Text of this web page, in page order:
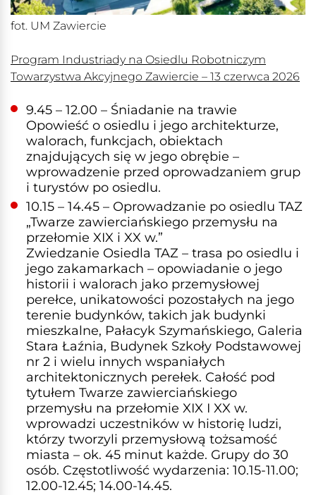
fot. UM Zawiercie
Program Industriady na Osiedlu Robotniczym
Towarzystwa Akcyjnego Zawiercie – 13 czerwca 2026
9.45 – 12.00 – Śniadanie na trawie
Opowieść o osiedlu i jego architekturze,
walorach, funkcjach, obiektach
znajdujących się w jego obrębie –
wprowadzenie przed oprowadzaniem grup
i turystów po osiedlu.
10.15 – 14.45 – Oprowadzanie po osiedlu TAZ
„Twarze zawierciańskiego przemysłu na
przełomie XIX i XX w.”
Zwiedzanie Osiedla TAZ – trasa po osiedlu i
jego zakamarkach – opowiadanie o jego
historii i walorach jako przemysłowej
perełce, unikatowości pozostałych na jego
terenie budynków, takich jak budynki
mieszkalne, Pałacyk Szymańskiego, Galeria
Stara Łaźnia, Budynek Szkoły Podstawowej
nr 2 i wielu innych wspaniałych
architektonicznych perełek. Całość pod
tytułem Twarze zawierciańskiego
przemysłu na przełomie XIX I XX w.
wprowadzi uczestników w historię ludzi,
którzy tworzyli przemysłową tożsamość
miasta – ok. 45 minut każde. Grupy do 30
osób. Częstotliwość wydarzenia: 10.15-11.00;
12.00-12.45; 14.00-14.45.